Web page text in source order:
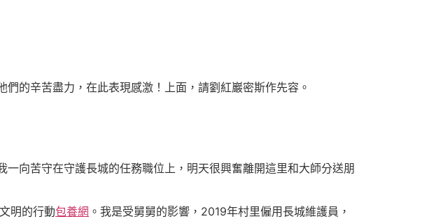
的辛苦盡力，在此表現感激！上面，請劉紅巖密斯作先容。
向苦守在守護長城的任務職位上，明天很興奮離開這里和大師分送朋
明的行動包養網 。我是受舅舅的影響，2019年村里僱用長城維護員，